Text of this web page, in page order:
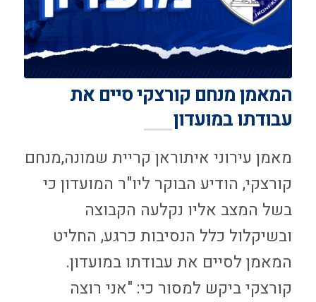
המאמן מנחם קורצקי סיים את
עבודתו במועדון
מאמן עירוני איתוראן קריית שמונה,מנחם
קורצקי, הודיע הבוקר ליו"ר המועדון כי
בשל המצב אליו נקלעה הקבוצה
ובשיקלול כלל הנסיבות כרגע, החליט
המאמן לסיים את עבודתו במועדון.
קורצקי ביקש למסור כי: "אני רוצה